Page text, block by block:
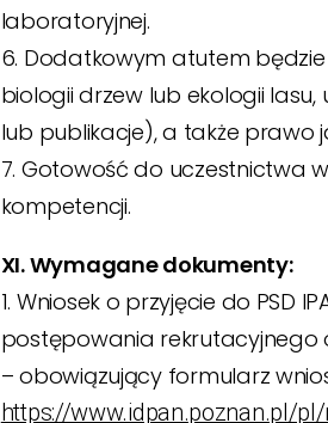
laboratoryjnej.
6. Dodatkowym atutem
biologii drzew lub ekologii
lub publikacje), a także prawo
7. Gotowość do uczestnictwa
kompetencji.
XI. Wymagane dokumenty:
1. Wniosek o przyjęcie do
postępowania rekrutacyjnego
– obowiązujący formularz
https://www.idpan.poznan.pl/